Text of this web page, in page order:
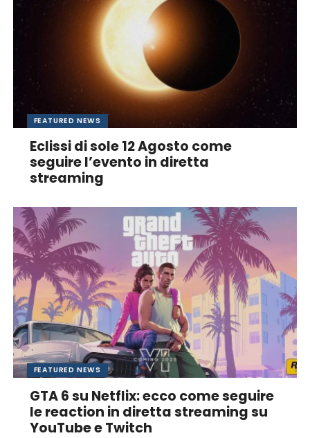
FEATURED NEWS
Eclissi di sole 12 Agosto come
seguire l’evento in diretta
streaming
FEATURED NEWS
GTA 6 su Netflix: ecco come seguire
le reaction in diretta streaming su
YouTube e Twitch